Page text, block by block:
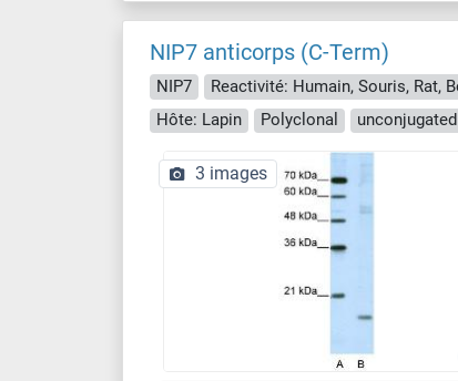
NIP7 anticorps (C-Term)
NIP7
Hôte: Lapin
Polyclonal unconjugated
3 images